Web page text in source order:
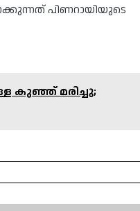
പിണറായിയുടെ
കുഞ്ഞ് മരിച്ചു;